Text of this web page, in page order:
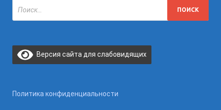
Версия сайта для слабовидящих
Политика конфиденциальности